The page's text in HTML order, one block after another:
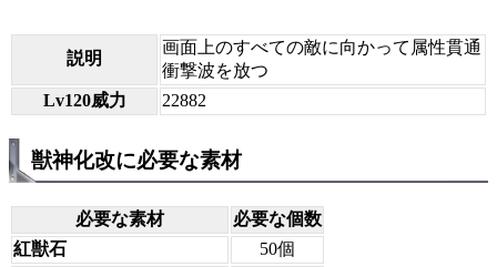
説明
画面上のすべての敵に向かって属性貫通
衝撃波を放つ
Lv120威力
22882
獣神化改に必要な素材
必要な素材
必要な個数
紅獣石
50個